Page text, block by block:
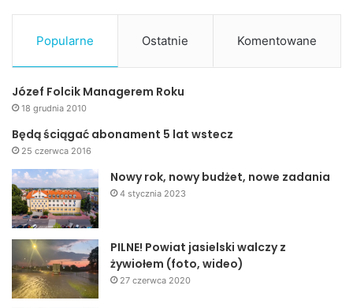
Popularne Ostatnie Komentowane
Józef Folcik Managerem Roku
18 grudnia 2010
Będą ściągać abonament 5 lat wstecz
25 czerwca 2016
Nowy rok, nowy budżet, nowe zadania
4 stycznia 2023
PILNE! Powiat jasielski walczy z
żywiołem (foto, wideo)
27 czerwca 2020